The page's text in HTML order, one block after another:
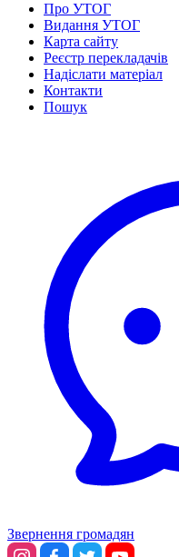
Про УТОГ
Видання УТОГ
Карта сайту
Реєстр перекладачів
Надіслати матеріал
Контакти
Пошук
Звернення громадян